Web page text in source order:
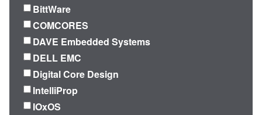
BittWare
COMCORES
DAVE Embedded Systems
DELL EMC
Digital Core Design
IntelliProp
IOxOS